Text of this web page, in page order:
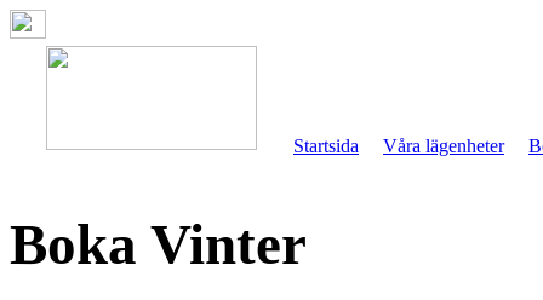
Startsida Våra lägenheter
Boka Vinter